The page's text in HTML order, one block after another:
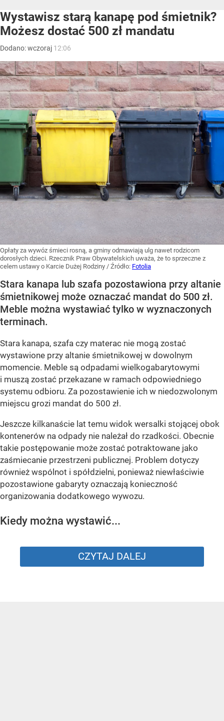
Wystawisz starą kanapę pod śmietnik?
Możesz dostać 500 zł mandatu
Dodano:wczoraj 12:06
Opłaty za wywóz śmieci rosną, a gminy odmawiają ulg nawet rodzicom
dorosłych dzieci. Rzecznik Praw Obywatelskich uważa, że to sprzeczne z
celem ustawy o Karcie Dużej Rodziny / Źródło: Fotolia
Stara kanapa lub szafa pozostawiona przy altanie
śmietnikowej może oznaczać mandat do 500 zł.
Meble można wystawiać tylko w wyznaczonych
terminach.
Stara kanapa, szafa czy materac nie mogą zostać
wystawione przy altanie śmietnikowej w dowolnym
momencie. Meble są odpadami wielkogabarytowymi
i muszą zostać przekazane w ramach odpowiedniego
systemu odbioru. Za pozostawienie ich w niedozwolonym
miejscu grozi mandat do 500 zł.
Jeszcze kilkanaście lat temu widok wersalki stojącej obok
kontenerów na odpady nie należał do rzadkości. Obecnie
takie postępowanie może zostać potraktowane jako
zaśmiecanie przestrzeni publicznej. Problem dotyczy
również wspólnot i spółdzielni, ponieważ niewłaściwie
pozostawione gabaryty oznaczają konieczność
organizowania dodatkowego wywozu.
Kiedy można wystawić...
CZYTAJ DALEJ